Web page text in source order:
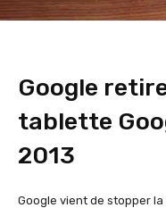
Google
tablette
2013
Google vient de stopper